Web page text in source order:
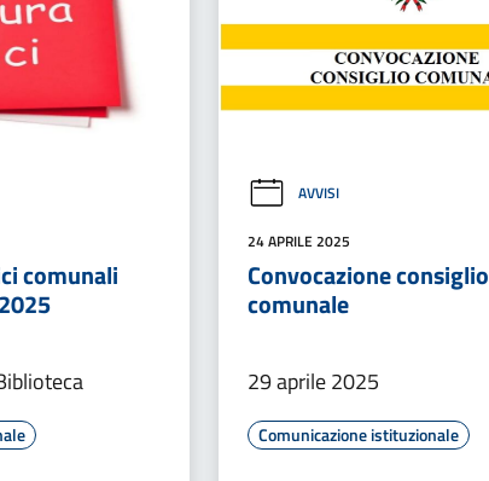
comunali
AVVISI
24 APRILE 2025
Convocazione consiglio
comunale
29 aprile 2025
Comunicazione istituzionale